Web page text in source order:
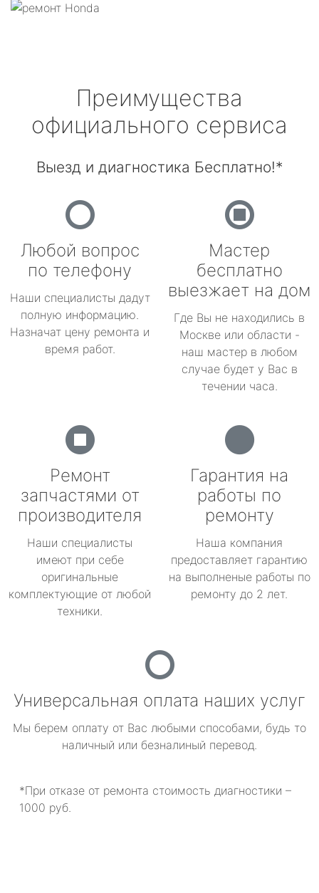
Преимущества
официального сервиса
Выезд и диагностика Бесплатно!*
Любой вопрос
по телефону
Наши специалисты дадут
полную информацию.
Назначат цену ремонта и
время работ.
Мастер
бесплатно
выезжает на дом
Где Вы не находились в
Москве или области -
наш мастер в любом
случае будет у Вас в
течении часа.
Ремонт
запчастями от
производителя
Наши специалисты
имеют при себе
оригинальные
комплектующие от любой
техники.
Гарантия на
работы по
ремонту
Наша компания
предоставляет гарантию
на выполненые работы по
ремонту до 2 лет.
Универсальная оплата наших услуг
Мы берем оплату от Вас любыми способами, будь то
наличный или безналиный перевод.
*При отказе от ремонта стоимость диагностики –
1000 руб.